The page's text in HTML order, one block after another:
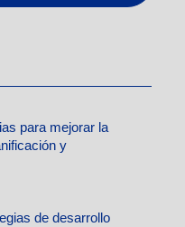
para mejorar la
y
de desarrollo